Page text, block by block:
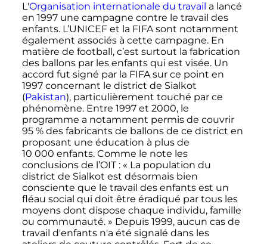
L'Organisation internationale du travail a lancé
en 1997 une campagne contre le travail des
enfants. L’UNICEF et la FIFA sont notamment
également associés à cette campagne. En
matière de football, c’est surtout la fabrication
des ballons par les enfants qui est visée. Un
accord fut signé par la FIFA sur ce point en
1997 concernant le district de Sialkot
(Pakistan), particulièrement touché par ce
phénomène. Entre 1997 et 2000, le
programme a notamment permis de couvrir
95 % des fabricants de ballons de ce district en
proposant une éducation à plus de
10 000 enfants. Comme le note les
conclusions de l’OIT : « La population du
district de Sialkot est désormais bien
consciente que le travail des enfants est un
fléau social qui doit être éradiqué par tous les
moyens dont dispose chaque individu, famille
ou communauté. » Depuis 1999, aucun cas de
travail d'enfants n'a été signalé dans les